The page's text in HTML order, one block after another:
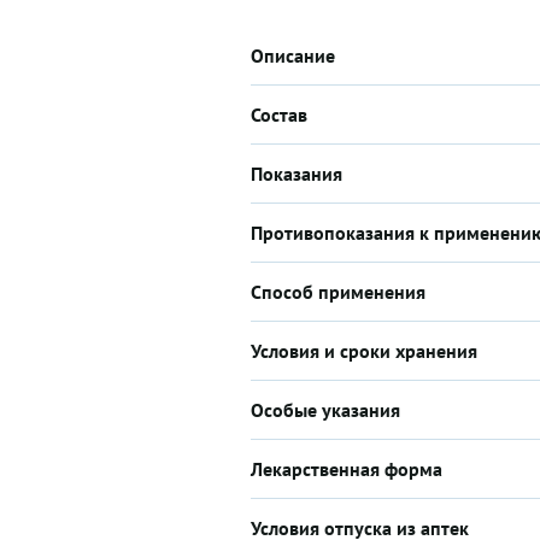
Описание
Состав
Показания
Противопоказания к
Способ применения
Условия и сроки хранения
Особые указания
Лекарственная форма
Условия отпуска из аптек